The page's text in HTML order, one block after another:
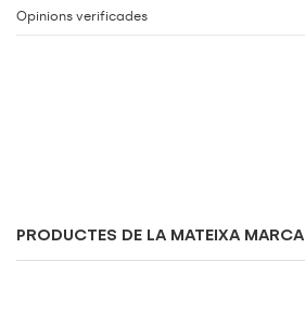
Opinions verificades
PRODUCTES DE LA MATEIXA MARCA